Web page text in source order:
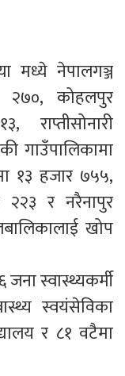
मध्ये नेपालगञ्ज
२७०, कोहलपुर
गाउँपालिकामा
१३ हजार ७५५,
२२३ र नरैनापुर
खोप
स्वास्थ्यकर्मी
स्वयंसेविका
र ८१ वटैमा